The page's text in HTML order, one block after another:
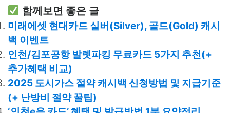
함께보면 좋은 글
미래에셋 현대카드 실버(Silver), 골드(Gold) 캐시
백 이벤트
인천/김포공항 발렛파킹 무료카드 5가지 추천(+
추가혜택 비교)
2025 도시가스 절약 캐시백 신청방법 및 지급기준
(+ 난방비 절약 꿀팁)